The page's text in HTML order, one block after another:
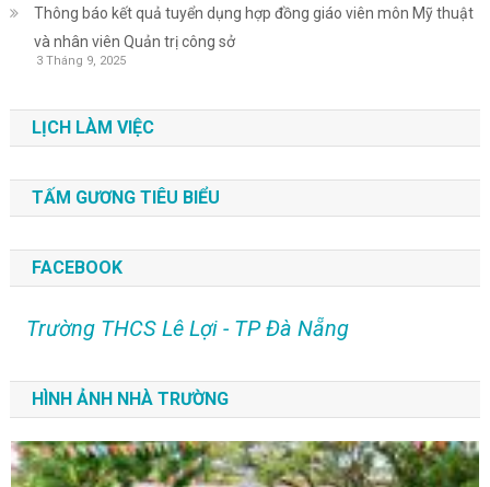
Thông báo kết quả tuyển dụng hợp đồng giáo viên môn Mỹ thuật
và nhân viên Quản trị công sở
3 Tháng 9, 2025
LỊCH LÀM VIỆC
TẤM GƯƠNG TIÊU BIỂU
FACEBOOK
Trường THCS Lê Lợi - TP Đà Nẵng
HÌNH ẢNH NHÀ TRƯỜNG